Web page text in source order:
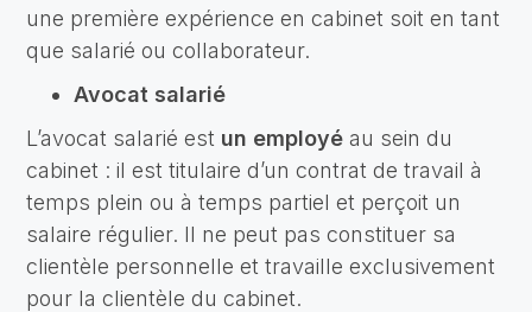
une première expérience en cabinet soit en tant
que salarié ou collaborateur.
Avocat salarié
L’avocat salarié est un employé au sein du
cabinet : il est titulaire d’un contrat de travail à
temps plein ou à temps partiel et perçoit un
salaire régulier. Il ne peut pas constituer sa
clientèle personnelle et travaille exclusivement
pour la clientèle du cabinet.